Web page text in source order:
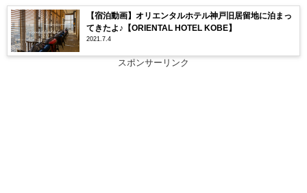
【宿泊動画】オリエンタルホテル神戸旧居留地に泊まっ
てきたよ♪【ORIENTAL HOTEL KOBE】
2021.7.4
スポンサーリンク